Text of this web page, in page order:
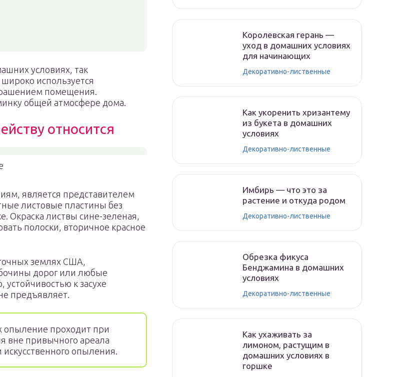
условиях, так
используется
помещения.
общей атмосфере дома.
относится
является представителем
листовые пластины без
Окраска листвы сине-зеленая,
полоски, вторичное красное
землях США,
дорог или любые
к засухе
предъявляет.
опыление проходит при
вне привычного ареала
опыления.
Королевская герань —
уход в домашних условиях
для начинающих
Декоративно-лиственные
Как укоренить хризантему
из букета в домашних
условиях
Декоративно-лиственные
Имбирь — что это за
растение и откуда родом
Декоративно-лиственные
Обрезка фикуса
Бенджамина в домашних
условиях
Декоративно-лиственные
Как ухаживать за
лимоном, растущим в
домашних условиях в
горшке